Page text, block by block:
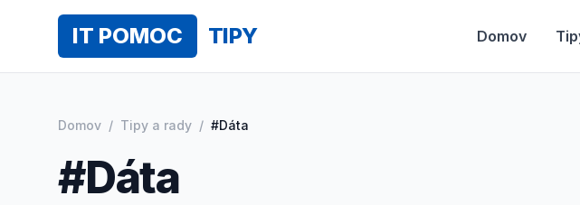
IT POMOC TIPY Domov
Domov / Tipy a rady / #Dáta
#Dáta